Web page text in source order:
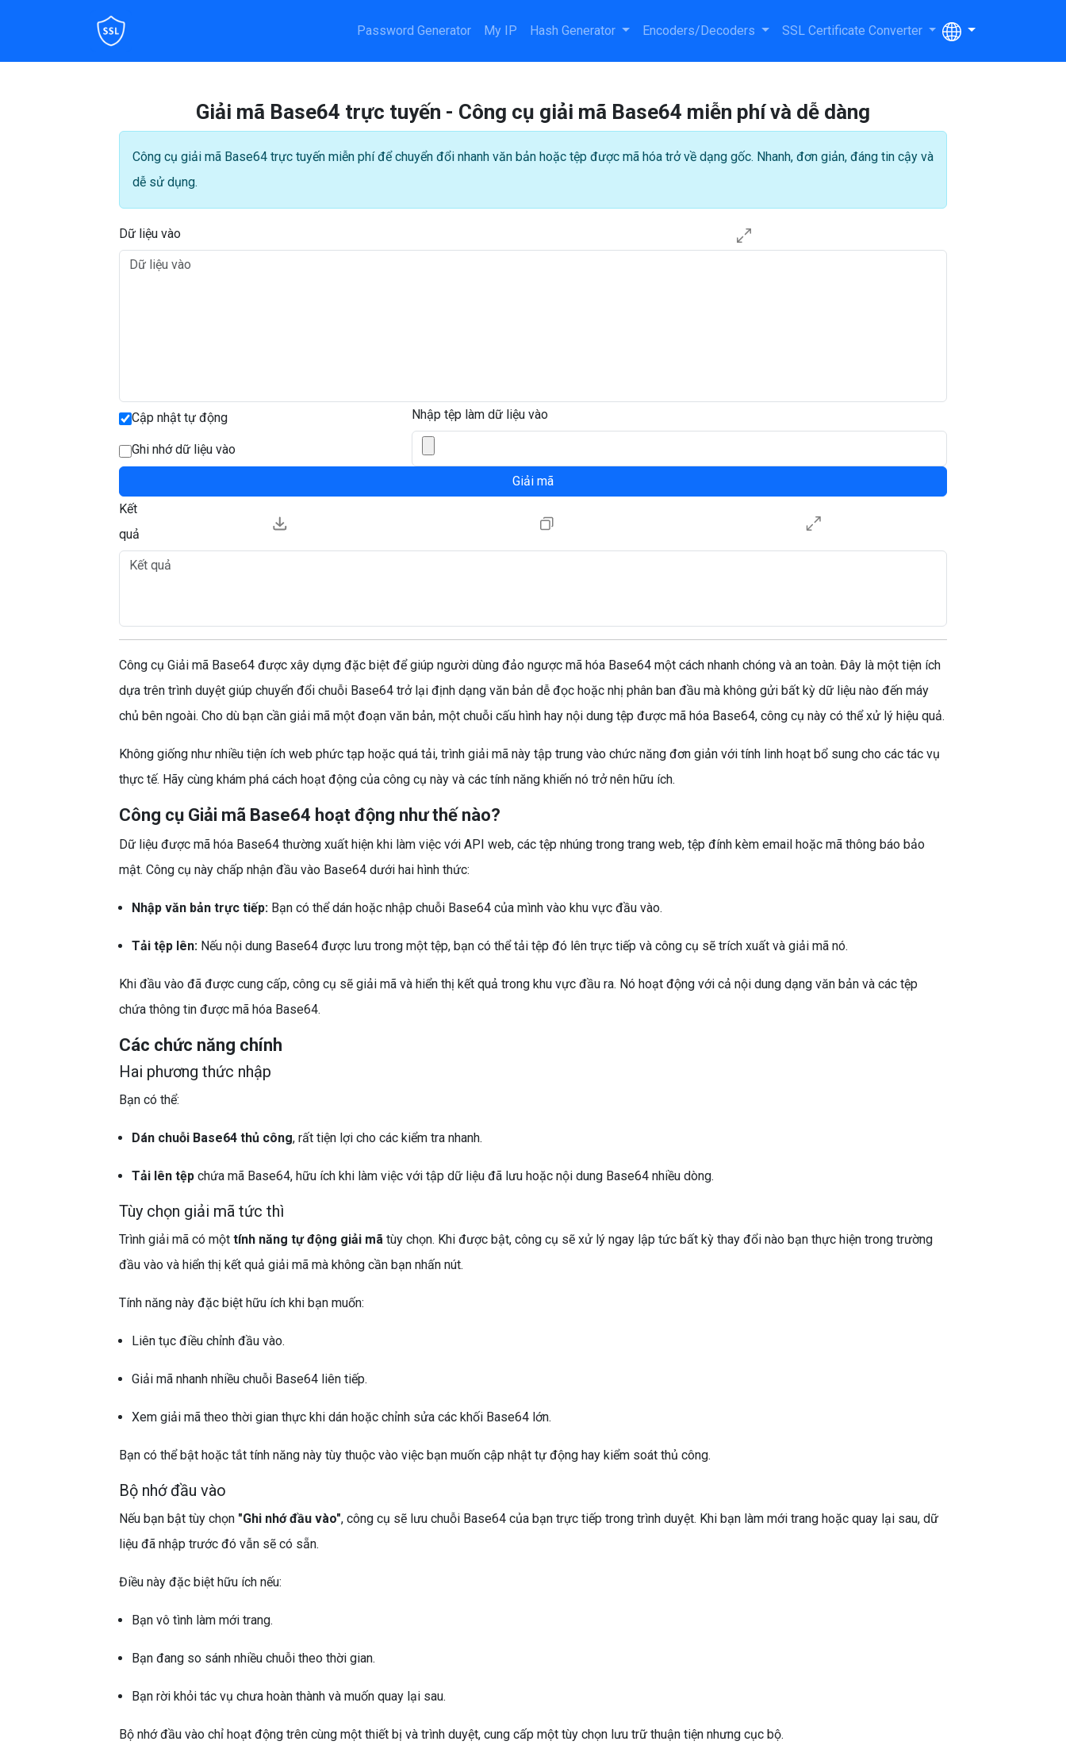
Password Generator My IP Hash Generator Encoders/Decoders SSL Certificate Converter
Giải mã Base64 trực tuyến - Công cụ giải mã Base64 miễn phí và dễ dàng
Công cụ giải mã Base64 trực tuyến miễn phí để chuyển đổi nhanh văn bản hoặc tệp được mã hóa trở về dạng gốc. Nhanh, đơn giản, đáng tin cậy và
dễ sử dụng.
Dữ liệu vào
Cập nhật tự động
Ghi nhớ dữ liệu vào
Nhập tệp làm dữ liệu vào
Giải mã
Kết
quả
Công cụ Giải mã Base64 được xây dựng đặc biệt để giúp người dùng đảo ngược mã hóa Base64 một cách nhanh chóng và an toàn. Đây là một tiện ích
dựa trên trình duyệt giúp chuyển đổi chuỗi Base64 trở lại định dạng văn bản dễ đọc hoặc nhị phân ban đầu mà không gửi bất kỳ dữ liệu nào đến máy
chủ bên ngoài. Cho dù bạn cần giải mã một đoạn văn bản, một chuỗi cấu hình hay nội dung tệp được mã hóa Base64, công cụ này có thể xử lý hiệu quả.
Không giống như nhiều tiện ích web phức tạp hoặc quá tải, trình giải mã này tập trung vào chức năng đơn giản với tính linh hoạt bổ sung cho các tác vụ
thực tế. Hãy cùng khám phá cách hoạt động của công cụ này và các tính năng khiến nó trở nên hữu ích.
Công cụ Giải mã Base64 hoạt động như thế nào?
Dữ liệu được mã hóa Base64 thường xuất hiện khi làm việc với API web, các tệp nhúng trong trang web, tệp đính kèm email hoặc mã thông báo bảo
mật. Công cụ này chấp nhận đầu vào Base64 dưới hai hình thức:
Nhập văn bản trực tiếp: Bạn có thể dán hoặc nhập chuỗi Base64 của mình vào khu vực đầu vào.
Tải tệp lên: Nếu nội dung Base64 được lưu trong một tệp, bạn có thể tải tệp đó lên trực tiếp và công cụ sẽ trích xuất và giải mã nó.
Khi đầu vào đã được cung cấp, công cụ sẽ giải mã và hiển thị kết quả trong khu vực đầu ra. Nó hoạt động với cả nội dung dạng văn bản và các tệp
chứa thông tin được mã hóa Base64.
Các chức năng chính
Hai phương thức nhập
Bạn có thể:
Dán chuỗi Base64 thủ công, rất tiện lợi cho các kiểm tra nhanh.
Tải lên tệp chứa mã Base64, hữu ích khi làm việc với tập dữ liệu đã lưu hoặc nội dung Base64 nhiều dòng.
Tùy chọn giải mã tức thì
Trình giải mã có một tính năng tự động giải mã tùy chọn. Khi được bật, công cụ sẽ xử lý ngay lập tức bất kỳ thay đổi nào bạn thực hiện trong trường
đầu vào và hiển thị kết quả giải mã mà không cần bạn nhấn nút.
Tính năng này đặc biệt hữu ích khi bạn muốn:
Liên tục điều chỉnh đầu vào.
Giải mã nhanh nhiều chuỗi Base64 liên tiếp.
Xem giải mã theo thời gian thực khi dán hoặc chỉnh sửa các khối Base64 lớn.
Bạn có thể bật hoặc tắt tính năng này tùy thuộc vào việc bạn muốn cập nhật tự động hay kiểm soát thủ công.
Bộ nhớ đầu vào
Nếu bạn bật tùy chọn "Ghi nhớ đầu vào", công cụ sẽ lưu chuỗi Base64 của bạn trực tiếp trong trình duyệt. Khi bạn làm mới trang hoặc quay lại sau, dữ
liệu đã nhập trước đó vẫn sẽ có sẵn.
Điều này đặc biệt hữu ích nếu:
Bạn vô tình làm mới trang.
Bạn đang so sánh nhiều chuỗi theo thời gian.
Bạn rời khỏi tác vụ chưa hoàn thành và muốn quay lại sau.
Bộ nhớ đầu vào chỉ hoạt động trên cùng một thiết bị và trình duyệt, cung cấp một tùy chọn lưu trữ thuận tiện nhưng cục bộ.